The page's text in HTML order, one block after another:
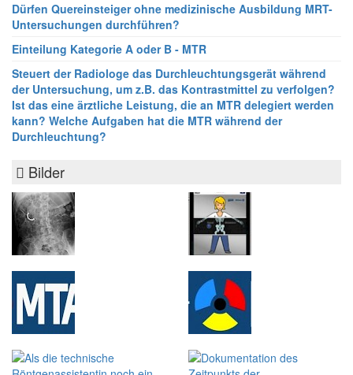
Dürfen Quereinsteiger ohne medizinische Ausbildung MRT-
Untersuchungen durchführen?
Einteilung Kategorie A oder B - MTR
Steuert der Radiologe das Durchleuchtungsgerät während
der Untersuchung, um z.B. das Kontrastmittel zu verfolgen?
Ist das eine ärztliche Leistung, die an MTR delegiert werden
kann? Welche Aufgaben hat die MTR während der
Durchleuchtung?
Bilder